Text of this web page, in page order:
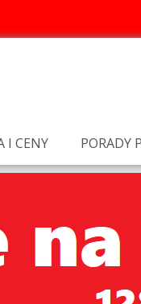
I CENY PORADY